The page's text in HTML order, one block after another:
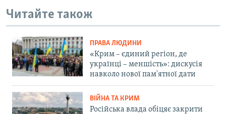
Читайте також
ПРАВА ЛЮДИНИ
«Крим – єдиний регіон, де
українці – меншість»: дискусія
навколо нової пам'ятної дати
ВІЙНА ТА КРИМ
Російська влада обіцяє закрити